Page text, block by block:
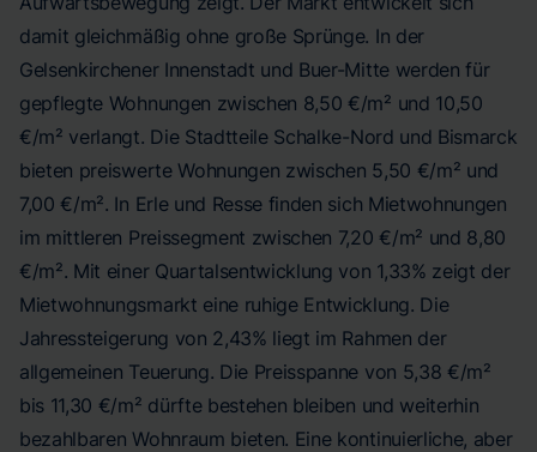
damit gleichmäßig ohne große Sprünge. In der
Gelsenkirchener Innenstadt und Buer-Mitte werden für
gepflegte Wohnungen zwischen 8,50 €/m² und 10,50
€/m² verlangt. Die Stadtteile Schalke-Nord und Bismarck
bieten preiswerte Wohnungen zwischen 5,50 €/m² und
7,00 €/m². In Erle und Resse finden sich Mietwohnungen
im mittleren Preissegment zwischen 7,20 €/m² und 8,80
€/m². Mit einer Quartalsentwicklung von 1,33% zeigt der
Mietwohnungsmarkt eine ruhige Entwicklung. Die
Jahressteigerung von 2,43% liegt im Rahmen der
allgemeinen Teuerung. Die Preisspanne von 5,38 €/m²
bis 11,30 €/m² dürfte bestehen bleiben und weiterhin
bezahlbaren Wohnraum bieten. Eine kontinuierliche, aber